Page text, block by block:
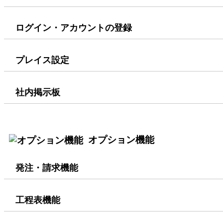
ログイン・アカウントの登録
プレイス設定
社内掲示板
オプション機能
発注・請求機能
工程表機能